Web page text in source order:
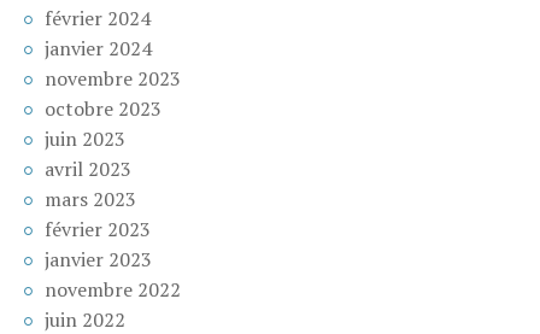
février 2024
janvier 2024
novembre 2023
octobre 2023
juin 2023
avril 2023
mars 2023
février 2023
janvier 2023
novembre 2022
juin 2022